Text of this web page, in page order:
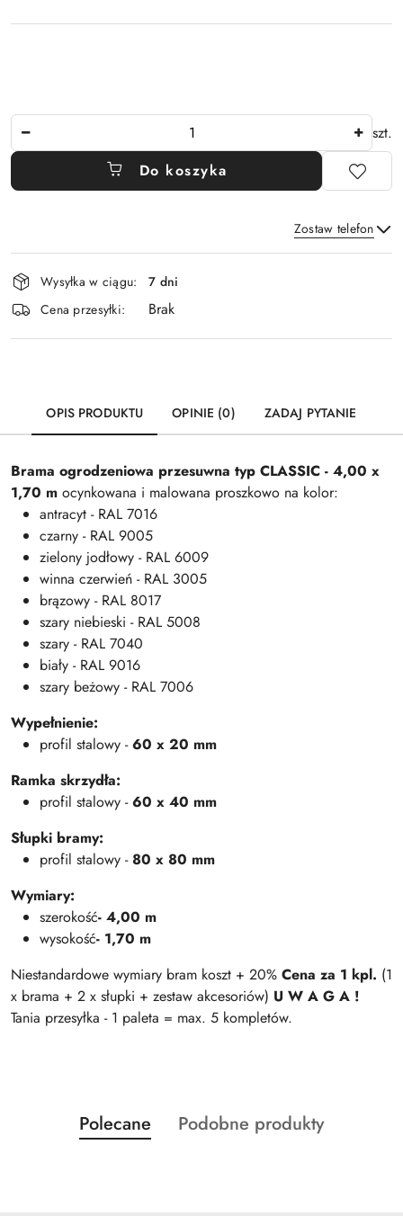
szt.
Do koszyka
Zostaw telefon
Dostępność
i
dostawa
Wysyłka w ciągu:
7 dni
Cena przesyłki:
Brak
OPIS PRODUKTU OPINIE (0) ZADAJ PYTANIE
Brama ogrodzeniowa przesuwna typ CLASSIC - 4,00 x
1,70 m ocynkowana i malowana proszkowo na kolor:
antracyt - RAL 7016
czarny - RAL 9005
zielony jodłowy - RAL 6009
winna czerwień - RAL 3005
brązowy - RAL 8017
szary niebieski - RAL 5008
szary - RAL 7040
biały - RAL 9016
szary beżowy - RAL 7006
Wypełnienie:
profil stalowy -60 x 20 mm
Ramka skrzydła:
profil stalowy -60 x 40 mm
Słupki bramy:
profil stalowy -80 x 80 mm
Wymiary:
szerokość- 4,00 m
wysokość- 1,70 m
Niestandardowe wymiary bram koszt + 20% Cena za 1 kpl. (1
x brama + 2 x słupki + zestaw akcesoriów) U W A G A !
Tania przesyłka - 1 paleta = max. 5 kompletów.
Pomiń karuzelę produktów
Produkty
o
Polecane
Produkty
Podobne produkty